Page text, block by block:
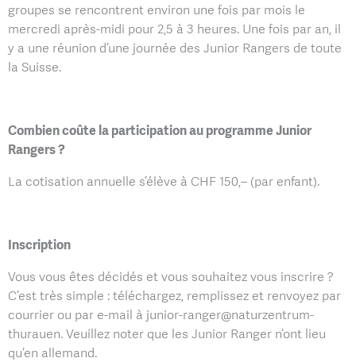
groupes se rencontrent environ une fois par mois le
mercredi après-midi pour 2,5 à 3 heures. Une fois par an, il
y a une réunion d’une journée des Junior Rangers de toute
la Suisse.
Combien coûte la participation au programme Junior
Rangers ?
La cotisation annuelle s’élève à CHF 150,– (par enfant).
Inscription
Vous vous êtes décidés et vous souhaitez vous inscrire ?
C’est très simple : téléchargez, remplissez et renvoyez par
courrier ou par e-mail à junior-ranger@naturzentrum-
thurauen. Veuillez noter que les Junior Ranger n’ont lieu
qu’en allemand.